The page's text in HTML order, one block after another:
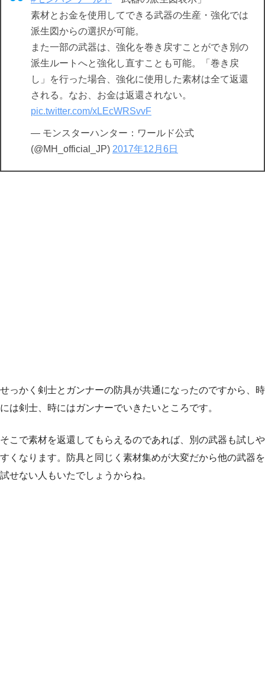
素材とお金を使用してできる武器の生産・強化では
派生図からの選択が可能。
また一部の武器は、強化を巻き戻すことができ別の
派生ルートへと強化し直すことも可能。「巻き戻
し」を行った場合、強化に使用した素材は全て返還
される。なお、お金は返還されない。
pic.twitter.com/xLEcWRSvvF
— モンスターハンター：ワールド公式
(@MH_official_JP) 2017年12月6日
せっかく剣士とガンナーの防具が共通になったのですから、時
には剣士、時にはガンナーでいきたいところです。
そこで素材を返還してもらえるのであれば、別の武器も試しや
すくなります。防具と同じく素材集めが大変だから他の武器を
試せない人もいたでしょうからね。